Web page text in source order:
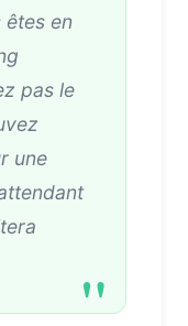
êtes en
pas le
une